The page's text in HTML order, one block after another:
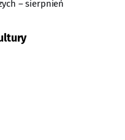
– sierpnień